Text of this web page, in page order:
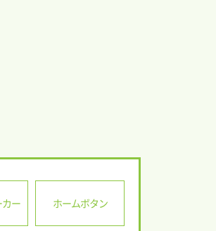
ー ホームボタン